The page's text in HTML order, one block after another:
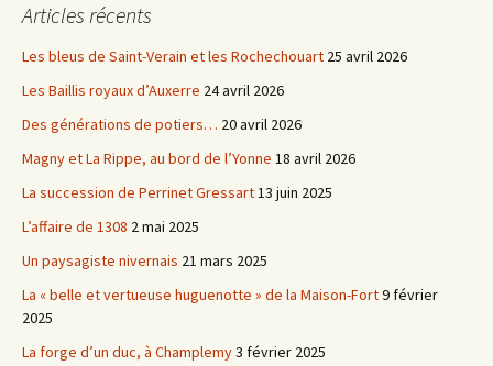
Articles récents
Les bleus de Saint-Verain et les Rochechouart 25 avril 2026
Les Baillis royaux d’Auxerre 24 avril 2026
Des générations de potiers… 20 avril 2026
Magny et La Rippe, au bord de l’Yonne 18 avril 2026
La succession de Perrinet Gressart13 juin 2025
L’affaire de 1308 2 mai 2025
Un paysagiste nivernais 21 mars 2025
La « belle et vertueuse huguenotte » de la Maison-Fort9 février
2025
La forge d’un duc, à Champlemy3 février 2025